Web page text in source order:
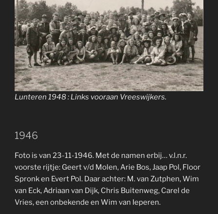
Lunteren 1948 : Links vooraan Vreeswijkers.
1946
Foto is van 23-11-1946. Met de namen erbij… v.l.n.r.
voorste rijtje: Geert v/d Molen, Arie Bos, Jaap Pol, Floor
Spronk en Evert Pol. Daar achter: M. van Zutphen, Wim
van Eck, Adriaan van Dijk, Chris Buitenweg, Carel de
Vries, een onbekende en Wim van Ieperen.